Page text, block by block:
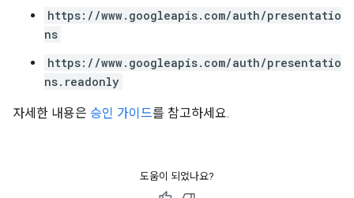
https://www.googleapis.com/auth/presentatio
ns
https://www.googleapis.com/auth/presentatio
ns.readonly
자세한 내용은 승인 가이드를 참고하세요.
도움이 되었나요?